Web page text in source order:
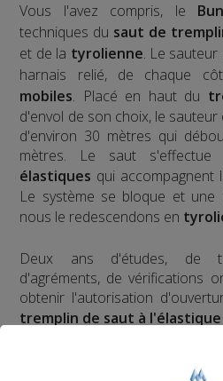
Vous l'avez compris, le
techniques du saut de
et de la tyrolienne. Le
harnais relié, de chaque
mobiles. Placé en haut du
d'envol de son choix, le
d'environ 30 mètres qui
mètres. Le saut
élastiques qui accompagnent
Le système se bloque et une
nous le redescendons en
​Deux ans d'études, de
d'agréments, de vérifications
obtenir l'autorisation
tremplin de saut à l'élastique